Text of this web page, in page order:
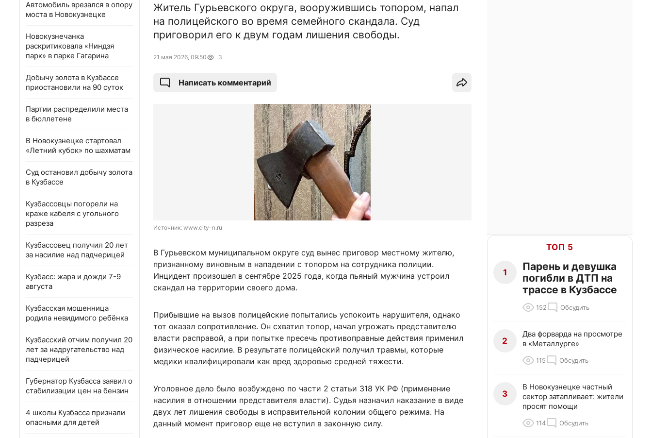
Автомобиль врезался в опору
моста в Новокузнецке
Новокузнечанка
раскритиковала «Ниндзя
парк» в парке Гагарина
Добычу золота в Кузбассе
приостановили на 90 суток
Партии распределили места
в бюллетене
В Новокузнецке стартовал
«Летний кубок» по шахматам
Суд остановил добычу золота
в Кузбассе
Кузбассовцы погорели на
краже кабеля с угольного
разреза
Кузбассовец получил 20 лет
за насилие над падчерицей
Кузбасс: жара и дожди 7-9
августа
Кузбасская мошенница
родила невидимого ребёнка
Кузбасский отчим получил 20
лет за надругательство над
падчерицей
Губернатор Кузбасса заявил о
стабилизации цен на бензин
4 школы Кузбасса признали
опасными для детей
Житель Гурьевского округа, вооружившись топором, напал
на полицейского во время семейного скандала. Суд
приговорил его к двум годам лишения свободы.
21 мая 2026, 09:50 3
Написать комментарий
Источник: www.city-n.ru
В Гурьевском муниципальном округе суд вынес приговор местному жителю,
признанному виновным в нападении с топором на сотрудника полиции.
Инцидент произошел в сентябре 2025 года, когда пьяный мужчина устроил
скандал на территории своего дома.
Прибывшие на вызов полицейские попытались успокоить нарушителя, однако
тот оказал сопротивление. Он схватил топор, начал угрожать представителю
власти расправой, а при попытке пресечь противоправные действия применил
физическое насилие. В результате полицейский получил травмы, которые
медики квалифицировали как вред здоровью средней тяжести.
Уголовное дело было возбуждено по части 2 статьи 318 УК РФ (применение
насилия в отношении представителя власти). Судья назначил наказание в виде
двух лет лишения свободы в исправительной колонии общего режима. На
данный момент приговор еще не вступил в законную силу.
ТОП 5
1
Парень и девушка
погибли в ДТП на
трассе в Кузбассе
152 Обсудить
2
Два форварда на просмотре
в «Металлурге»
115 Обсудить
3
В Новокузнецке частный
сектор затапливает: жители
просят помощи
114 Обсудить